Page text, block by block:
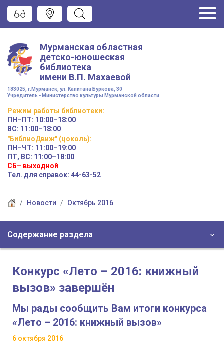
Мурманская областная
детско-юношеская
библиотека
имени В.П. Махаевой
183025, г.Мурманск, ул. Капитана Буркова, 30
Учредитель - Министерство культуры Мурманской области
Режим работы библиотеки:
ПН–ПТ: 10:00–18:00
ВС: 11:00–18:00
"БиблиоДвиж" (цоколь):
ПН–ЧТ: 11:00–19:00
ПТ, ВС: 11:00–18:00
СБ– выходной
Тел. для справок: 44-63-52
Новости Октябрь 2016
Содержание раздела
Конкурс «Лето – 2016: книжный
вызов» завершён
Мы рады сообщить Вам итоги конкурса
«Лето – 2016: книжный вызов»
6 октября 2016